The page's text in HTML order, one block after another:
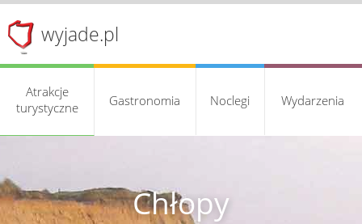
wyjade.pl
Atrakcje
turystyczne
Gastronomia Noclegi Wydarzenia
Chłopy